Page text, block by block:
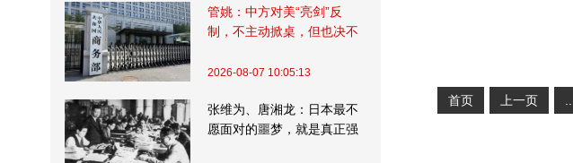
管姚：中方对美“亮剑”反
制，不主动掀桌，但也决不
2026-08-07 10:05:13
张维为、唐湘龙：日本最不
愿面对的噩梦，就是真正强
首页 上一页